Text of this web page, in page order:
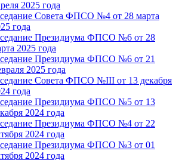
2025 года
Совета ФПСО №4 от 28 марта
года
Президиума ФПСО №6 от 28
2025 года
Президиума ФПСО №6 от 21
2025 года
Совета ФПСО №III от 13 декабря
года
Президиума ФПСО №5 от 13
2024 года
Президиума ФПСО №4 от 22
2024 года
Президиума ФПСО №3 от 01
2024 года